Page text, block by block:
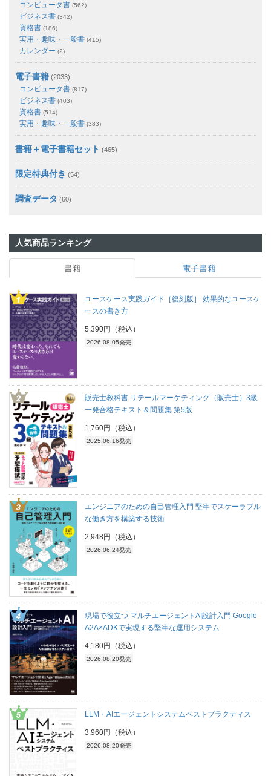
コンピュータ書 (562)
ビジネス書 (342)
資格書 (186)
実用・趣味・一般書 (415)
カレンダー (2)
電子書籍 (2033)
コンピュータ書 (817)
ビジネス書 (403)
資格書 (514)
実用・趣味・一般書 (383)
書籍＋電子書籍セット (465)
限定特典付き (54)
調査データ (60)
人気商品ランキング
書籍 電子書籍
ユースケース実践ガイド［復刻版］ 効果的なユースケ
ースの書き方
5,390円（税込）
2026.08.05発売
販売士教科書 リテールマーケティング（販売士）3級
一発合格テキスト＆問題集 第5版
1,760円（税込）
2025.06.16発売
エンジニアのための自己管理入門 堅牢でスケーラブル
な働き方を構築する技術
2,948円（税込）
2026.06.24発売
現場で役立つ マルチエージェントAI設計入門 Google
A2A×ADKで実現する堅牢な運用システム
4,180円（税込）
2026.08.20発売
LLM・AIエージェントシステムベストプラクティス
3,960円（税込）
2026.08.20発売